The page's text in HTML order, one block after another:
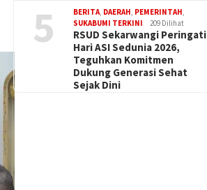
5 BERITA, DAERAH, PEMERINTAH,
SUKABUMI TERKINI
209 Dilihat
RSUD Sekarwangi Peringati
Hari ASI Sedunia 2026,
Teguhkan Komitmen
Dukung Generasi Sehat
Sejak Dini